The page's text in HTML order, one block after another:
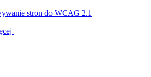
stron do WCAG 2.1